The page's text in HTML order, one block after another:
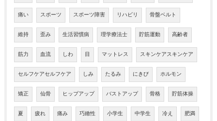
痛い スポーツ スポーツ障害 リハビリ 骨盤ベルト
維持 歪み 生活習慣病 理学療法士 貯筋運動 高齢者
筋力 血流 しわ 目 マットレス スキンケアスキンケア
セルフケアセルフケア しみ たるみ にきび ホルモン
矯正 仙骨 ヒップアップ バストアップ 骨格 貯筋体操
夏 疲れ 痛み 巧緻性 小学生 中学生 冷え 肥満